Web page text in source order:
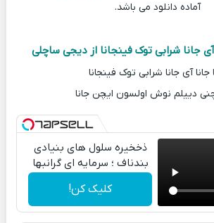
آماده دانلود می باشد.
جانا شرابی توک فینجانا از دیجی ساچلی
جانا آی جانا شرابی توک فینجانا
دییلم نوش اولسون ایچن جانا
ذخخیره سلول های بنیادی
بندناف ؛ سرمایه ای گرانبها
کلیک کن!